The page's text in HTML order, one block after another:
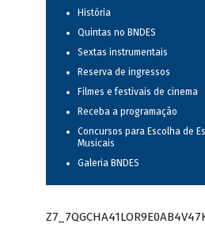
História
Quintas no BNDES
Sextas instrumentais
Reserva de ingressos
Filmes e festivais de cinema
Receba a programação
Concursos para Escolha de
Musicais
Galeria BNDES